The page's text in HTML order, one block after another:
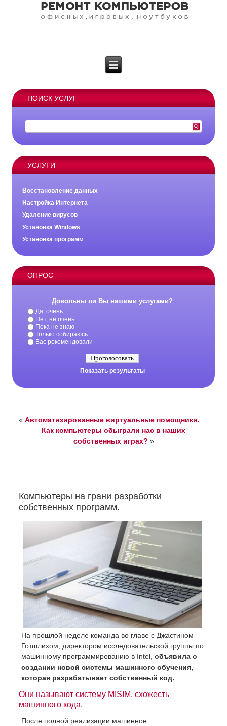
ПОИСК УСЛУГ
УСЛУГИ
Восстановление данных
Настройка Интернета
Удаление вирусов
Установка Windows
Установка программ
ОПРОС
Довольны ли Вы нашими услугами?
Да, очень
Нет, не очень
Пока не знаю
Только собираюсь
Вас рекомендовали
Показать результаты
«Автоматизированные виртуальные помощники.
Как компьютеры обыграли нас в наших
собственных играх? »
Компьютеры на грани разработки
собственных программ.
На прошлой неделе команда во главе с Джастином
Готшлихом, директором исследовательской группы по
машинному программированию в Intel,объявила о
создании новой системы машинного обучения,
которая разрабатывает собственный код.
Они называют систему MISIM, схожесть
машинного кода.
После полной реализации машинное